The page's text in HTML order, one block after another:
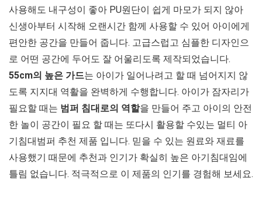
사용해도 내구성이 좋아 PU원단이 쉽게 마모가 되지 않아
신생아부터 시작해 오랜시간 함께 사용할 수 있어 아이에게
편안한 공간을 만들어 줍니다. 고급스럽고 심플한 디자인으
로 어떤 공간에 두어도 잘 어울리도록 제작되었습니다.
55cm의 높은 가드는 아이가 일어나려고 할 때 넘어지지 않
도록 지지대 역활을 완벽하게 수행합니다. 아이가 잠자리가
필요할 때는 범퍼 침대로의 역할을 만들어 주고 아이의 안전
한 놀이 공간이 필요 할 때는 또다시 활용할 수있는 멀티 아
기침대범퍼 추천 제품 입니다. 믿을 수 있는 원료와 재료를
사용했기 때문에 추천과 인기가 확실히 높은 아기침대임에
틀림 없습니다. 적극적으로 이 제품의 인기를 경험해 보세요.